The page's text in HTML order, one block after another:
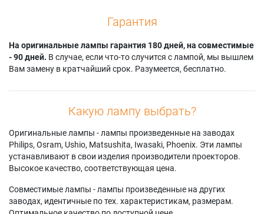
Гарантия
На оригинальные лампы гарантия 180 дней, на совместимые
- 90 дней. В случае, если что-то случится с лампой, мы вышлем
Вам замену в кратчайший срок. Разумеется, бесплатно.
Какую лампу выбрать?
Оригинальные лампы - лампы произведенные на заводах
Philips, Osram, Ushio, Matsushita, Iwasaki, Phoenix. Эти лампы
устанавливают в свои изделия производители проекторов.
Высокое качество, соответствующая цена.
Совместимые лампы - лампы произведенные на других
заводах, идентичные по тех. характеристикам, размерам.